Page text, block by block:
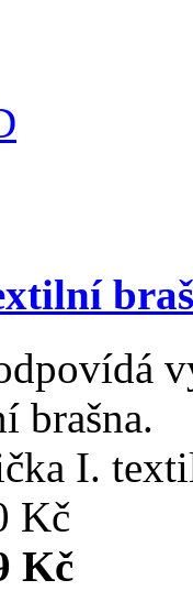
brašna.
I.
Kč
Kč